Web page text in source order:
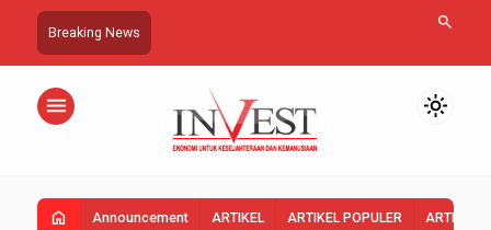
Breaking News search
menu light_mode
home Announcement ARTIKEL ARTIKEL POPULER ARTIKEL